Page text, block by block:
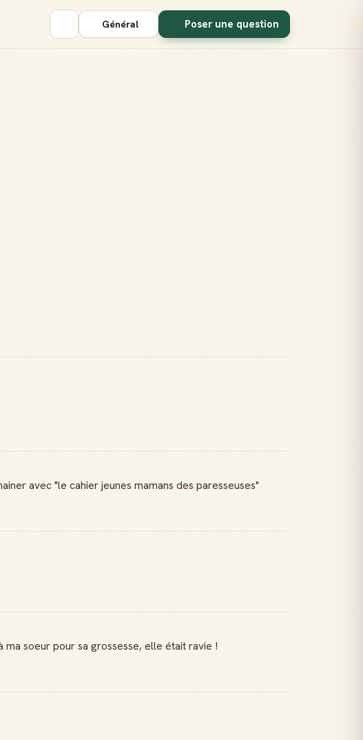
Général Poser une question
avec "le cahier jeunes mamans des paresseuses"
soeur pour sa grossesse, elle était ravie !